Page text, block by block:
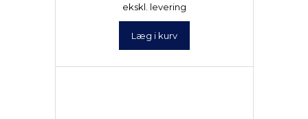
ekskl. levering
Læg i kurv